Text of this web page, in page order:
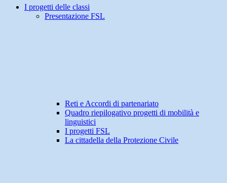
I progetti delle classi
Presentazione FSL
Reti e Accordi di partenariato
Quadro riepilogativo progetti di mobilità e
linguistici
I progetti FSL
La cittadella della Protezione Civile